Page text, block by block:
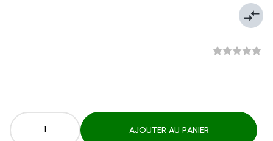
compare_arrows
AJOUTER AU PANIER